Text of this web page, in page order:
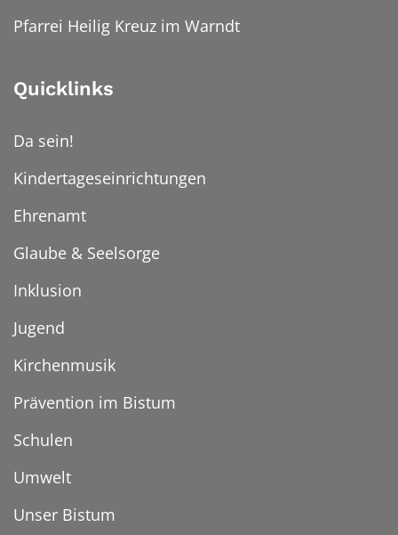
Pfarrei Heilig Kreuz im Warndt
Quicklinks
Da sein!
Kindertageseinrichtungen
Ehrenamt
Glaube & Seelsorge
Inklusion
Jugend
Kirchenmusik
Prävention im Bistum
Schulen
Umwelt
Unser Bistum